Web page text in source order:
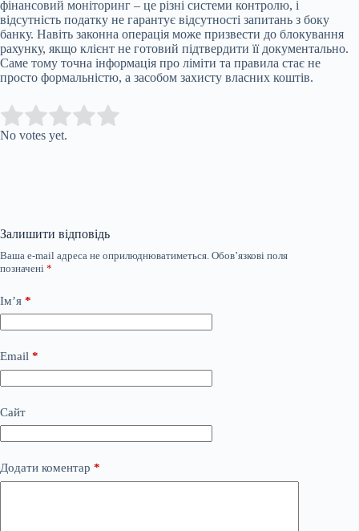
фінансовий моніторинг – це різні системи контролю, і
відсутність податку не гарантує відсутності запитань з боку
банку. Навіть законна операція може призвести до блокування
рахунку, якщо клієнт не готовий підтвердити її документально.
Саме тому точна інформація про ліміти та правила стає не
просто формальністю, а засобом захисту власних коштів.
Rate this item:
No votes yet.
Залишити відповідь
Ваша e-mail адреса не оприлюднюватиметься. Обов’язкові поля
позначені *
Ім’я *
Email *
Сайт
Додати коментар *